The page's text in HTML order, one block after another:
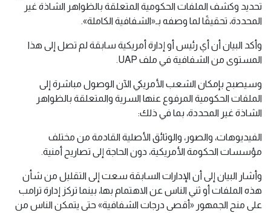
تحديد وكشف الملفات الحكومية المتعلقة بالظواهر الشاذة غير
المحددة، تحقيقًا لما وصفه بـ«الشفافية الكاملة».
وأكد البيان أن أي رئيس أو إدارة أمريكية سابقة لم تصل إلى هذا
المستوى من الشفافية في ملف UAP.
وسيصبح بإمكان الشعب الأمريكي الآن الوصول مباشرة إلى
الملفات الحكومية المرفوع عنها السرية والمتعلقة بالظواهر
الشاذة غير المحددة، بما في ذلك:
الفيديوهات، والصور، والوثائق الأصلية القادمة من مختلف
مؤسسات الحكومة الأمريكية، دون الحاجة إلى تصاريح أمنية.
وأشار البيان إلى أن الإدارات السابقة سعت إلى التقليل من شأن
هذه الملفات أو ثني الناس عن الاهتمام بها، بينما تركز إدارة ترامب
على منح الجمهور «أقصى درجات الشفافية» حتى يتمكن الناس من